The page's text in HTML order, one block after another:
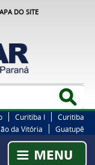
DO SITE
Curitiba I
Curitiba
da Vitória Guatupê